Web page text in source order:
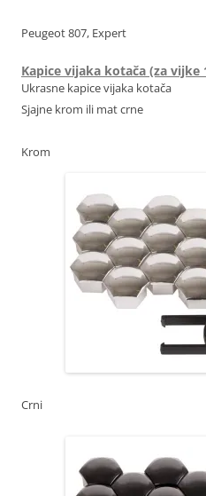
Peugeot 807, Expert
Kapice vijaka kotača (za vijke
Ukrasne kapice vijaka kotača
Sjajne krom ili mat crne
Krom
Crni